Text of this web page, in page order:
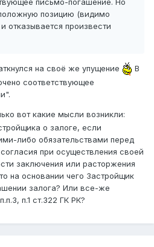
письмо-погашение. Но
позицию (видимо
отказывается произвести
на своё же упущение
В
соответствующее
вот какие мысли возникли:
о залоге, если
либо обязательствами перед
при осуществления своей
заключения или расторжения
на основании чего Застройщик
залога? Или все-же
п.1 ст.322 ГК РК?